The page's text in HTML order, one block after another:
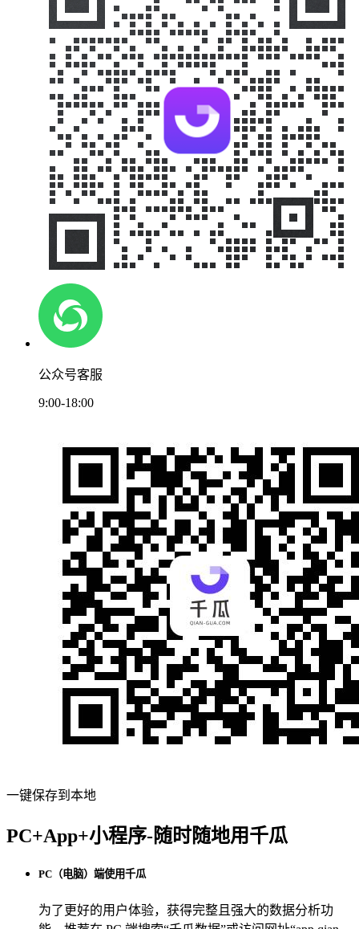
公众号客服
9:00-18:00
一键保存到本地
PC+App+小程序-随时随地用千瓜
PC（电脑）端使用千瓜
为了更好的用户体验，获得完整且强大的数据分析功